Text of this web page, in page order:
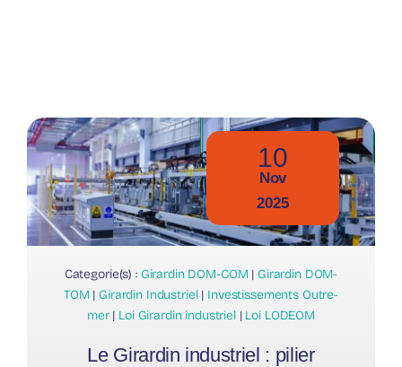
10
Nov
2025
Categorie(s) : Girardin DOM-COM | Girardin DOM-
TOM | Girardin Industriel| Investissements Outre-
mer| Loi Girardin industriel| Loi LODEOM
Le Girardin industriel : pilier